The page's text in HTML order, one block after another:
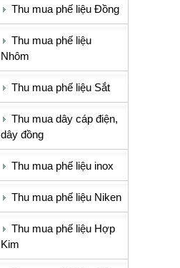
Thu mua phế liệu Đồng
Thu mua phế liệu
Nhôm
Thu mua phế liệu Sắt
Thu mua dây cáp điện,
dây đồng
Thu mua phế liệu inox
Thu mua phế liệu Niken
Thu mua phế liệu Hợp
Kim